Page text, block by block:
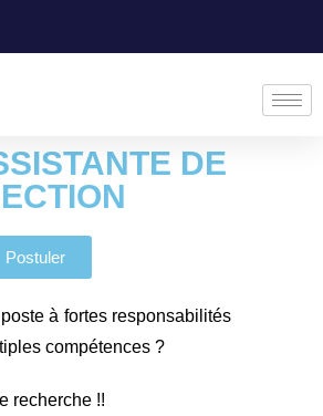
DE
Postuler
à fortes responsabilités
compétences ?
recherche !!